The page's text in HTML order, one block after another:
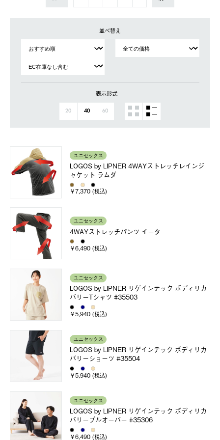
並べ替え
表示形式
20 40 60
ユニセックス
LOGOS by LIPNER 4WAYストレッチレインジ
ャケット ラムダ
￥7,370 (税込)
ユニセックス
4WAYストレッチパンツ イータ
￥6,490 (税込)
ユニセックス
LOGOS by LIPNER リゲインテック ボディリカ
バリーTシャツ #35503
￥5,940 (税込)
ユニセックス
LOGOS by LIPNER リゲインテック ボディリカ
バリーショーツ #35504
￥5,940 (税込)
ユニセックス
LOGOS by LIPNER リゲインテック ボディリカ
バリープルオーバー #35306
￥6,490 (税込)